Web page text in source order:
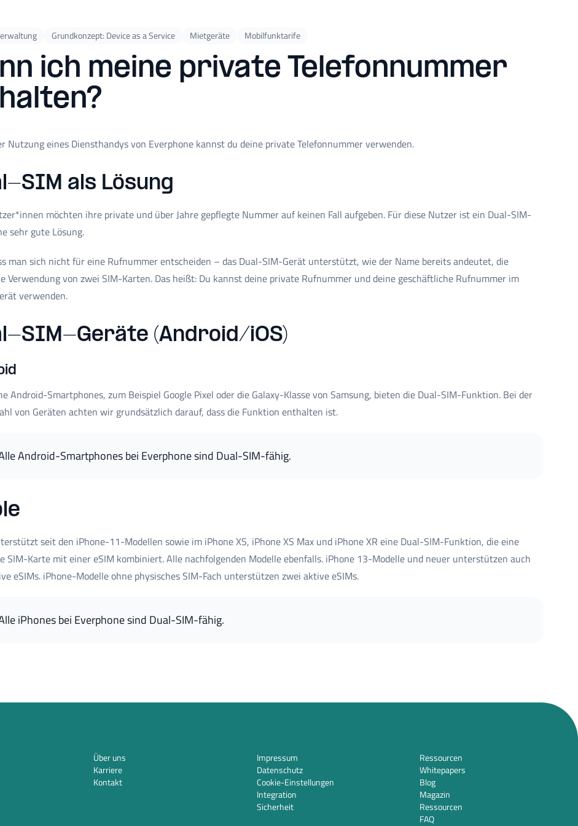
Grundkonzept: Device as a Service Mietgeräte Mobilfunktarife
ich meine private Telefonnummer
Nutzung eines Diensthandys von Everphone kannst du deine private Telefonnummer verwenden.
SIM als Lösung
möchten ihre private und über Jahre gepflegte Nummer auf keinen Fall aufgeben. Für diese Nutzer ist ein Dual-SIM-
sehr gute Lösung.
man sich nicht für eine Rufnummer entscheiden – das Dual-SIM-Gerät unterstützt, wie der Name bereits andeutet, die
Verwendung von zwei SIM-Karten. Das heißt: Du kannst deine private Rufnummer und deine geschäftliche Rufnummer im
verwenden.
SIM-Geräte (Android/iOS)
Android-Smartphones, zum Beispiel Google Pixel oder die Galaxy-Klasse von Samsung, bieten die Dual-SIM-Funktion. Bei der
von Geräten achten wir grundsätzlich darauf, dass die Funktion enthalten ist.
Android-Smartphones bei Everphone sind Dual-SIM-fähig.
seit den iPhone-11-Modellen sowie im iPhone XS, iPhone XS Max und iPhone XR eine Dual-SIM-Funktion, die eine
SIM-Karte mit einer eSIM kombiniert. Alle nachfolgenden Modelle ebenfalls. iPhone 13-Modelle und neuer unterstützen auch
eSIMs. iPhone-Modelle ohne physisches SIM-Fach unterstützen zwei aktive eSIMs.
iPhones bei Everphone sind Dual-SIM-fähig.
Über uns
Karriere
Kontakt
Impressum
Datenschutz
Cookie-Einstellungen
Integration
Sicherheit
Ressourcen
Whitepapers
Blog
Magazin
Ressourcen
FAQ